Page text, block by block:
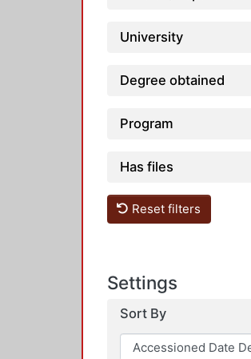
University
Degree obtained
Program
Has files
Reset filters
Settings
Sort By